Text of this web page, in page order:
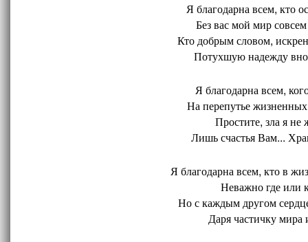
Я благодарна всем, кто
Без вас мой мир
Кто добрым словом,
Потухшую надежду
Я благодарна всем,
На перепутье
Простите, зла я не
Лишь счастья Вам...
Я благодарна всем, кто в
Неважно где или
Но с каждым другом
Даря частичку мира